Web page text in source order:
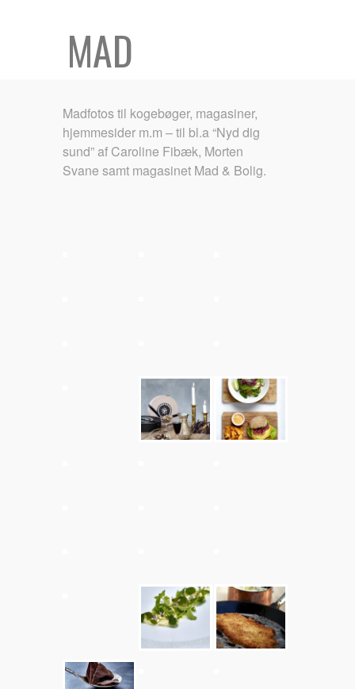
MAD
Madfotos til kogebøger, magasiner,
hjemmesider m.m – til bl.a “Nyd dig
sund” af Caroline Fibæk, Morten
Svane samt magasinet Mad & Bolig.